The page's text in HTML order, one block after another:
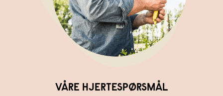
VÅRE HJERTESPØRSMÅL